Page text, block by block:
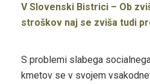
V Slovenski Bistrici – Ob
stroškov naj se zviša tudi
S problemi slabega
kmetov se v svojem